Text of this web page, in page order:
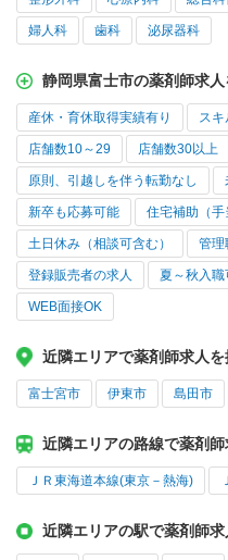
婦人科 歯科 泌尿器科
静岡県富士市の薬剤師求
産休・育休取得実績有り ス
店舗数10～29 店舗数30以上
原則、引越しを伴う転勤なし
新卒も応募可能 住宅補助（手
土日休み（相談可含む） 管理
登録販売者の求人 夏～秋入職
WEB面接OK
近隣エリアで薬剤師求人を
富士宮市 伊東市 島田市
近隣エリアの路線で薬剤
ＪＲ東海道本線(東京－熱海)
近隣エリアの駅で薬剤師